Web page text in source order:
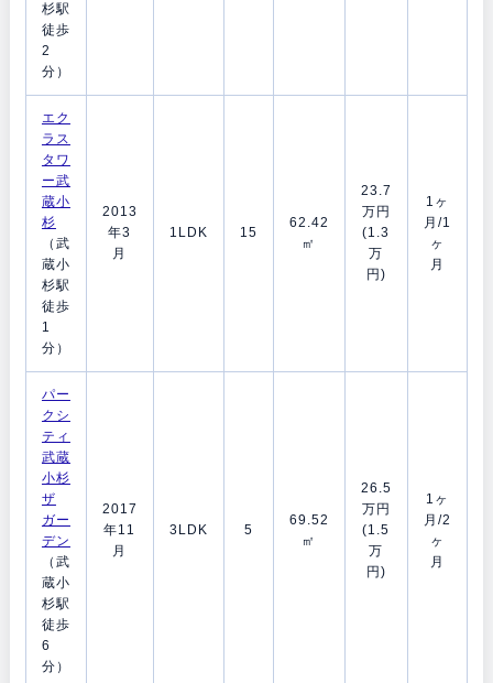
杉駅
徒歩
2
分）
エク
ラス
タワ
ー武
蔵小
杉
（武
蔵小
杉駅
徒歩
1
分）
2013
年3
月
1LDK 15
62.42
㎡
23.7
万円
(1.3
万
円)
1ヶ
月/1
ヶ
月
パー
クシ
ティ
武蔵
小杉
ザ
ガー
デン
（武
蔵小
杉駅
徒歩
6
分）
2017
年11
月
3LDK 5
69.52
㎡
26.5
万円
(1.5
万
円)
1ヶ
月/2
ヶ
月